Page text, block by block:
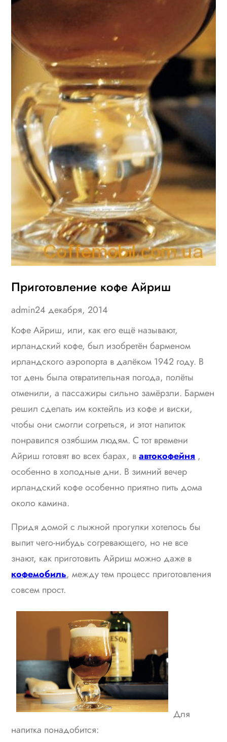
Приготовление кофе Айриш
admin24 декабря, 2014
Кофе Айриш, или, как его ещё называют,
ирландский кофе, был изобретён барменом
ирландского аэропорта в далёком 1942 году. В
тот день была отвратительная погода, полёты
отменили, а пассажиры сильно замёрзли. Бармен
решил сделать им коктейль из кофе и виски,
чтобы они смогли согреться, и этот напиток
понравился озябшим людям. С тот времени
Айриш готовят во всех барах, вавтокофейня,
особенно в холодные дни. В зимний вечер
ирландский кофе особенно приятно пить дома
около камина.
Придя домой с лыжной прогулки хотелось бы
выпит чего-нибудь согревающего, но не все
знают, как приготовить Айриш можно даже в
кофемобиль, между тем процесс приготовления
совсем прост.
Для
напитка понадобится: